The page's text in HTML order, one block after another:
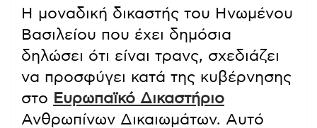
Η μοναδική δικαστής του Ηνωμένου
Βασιλείου που έχει δημόσια
δηλώσει ότι είναι τρανς, σχεδιάζει
να προσφύγει κατά της κυβέρνησης
στο Ευρωπαϊκό Δικαστήριο
Ανθρωπίνων Δικαιωμάτων. Αυτό